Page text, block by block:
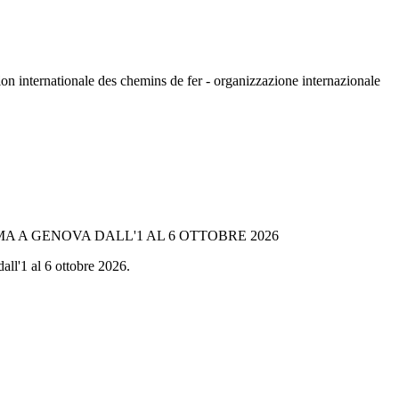
internationale des chemins de fer - organizzazione internazionale
A GENOVA DALL'1 AL 6 OTTOBRE 2026
al 6 ottobre 2026.